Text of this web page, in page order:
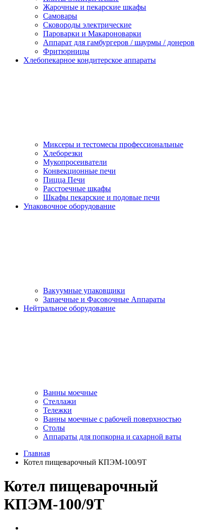
Жарочные и пекарские шкафы
Самовары
Сковороды электрические
Пароварки и Макароноварки
Аппарат для гамбургеров / шаурмы / донеров
Фритюрницы
Хлебопекарное кондитерское аппараты
Миксеры и тестомесы профессиональные
Хлеборезки
Мукопросеиватели
Конвекционные печи
Пицца Печи
Расстоечные шкафы
Шкафы пекарские и подовые печи
Упаковочное оборудование
Вакуумные упаковщики
Запаечные и Фасовочные Аппараты
Нейтральное оборудование
Ванны моечные
Стеллажи
Тележки
Ванны моечные с рабочей поверхностью
Столы
Аппараты для попкорна и сахарной ваты
Главная
Котел пищеварочный КПЭМ-100/9Т
Котел пищеварочный
КПЭМ-100/9Т